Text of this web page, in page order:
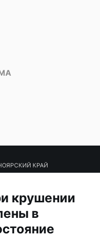
КРАЙ
крушении
в